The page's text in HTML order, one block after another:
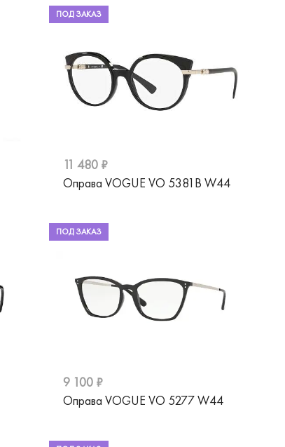
ПОД ЗАКАЗ
11 480 ₽
Оправа VOGUE VO 5381B W44
ПОД ЗАКАЗ
9 100 ₽
Оправа VOGUE VO 5277 W44